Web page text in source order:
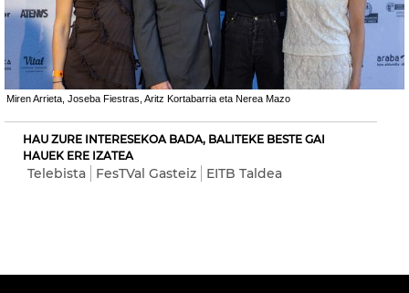
Miren Arrieta, Joseba Fiestras, Aritz Kortabarria eta Nerea Mazo
HAU ZURE INTERESEKOA BADA, BALITEKE BESTE GAI
HAUEK ERE IZATEA
Telebista FesTVal Gasteiz EITB Taldea